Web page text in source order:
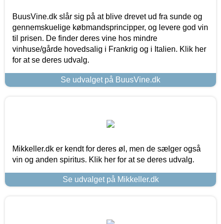
BuusVine.dk slår sig på at blive drevet ud fra sunde og
gennemskuelige købmandsprincipper, og levere god vin
til prisen. De finder deres vine hos mindre
vinhuse/gårde hovedsalig i Frankrig og i Italien. Klik her
for at se deres udvalg.
Se udvalget på BuusVine.dk
Mikkeller.dk er kendt for deres øl, men de sælger også
vin og anden spiritus. Klik her for at se deres udvalg.
Se udvalget på Mikkeller.dk